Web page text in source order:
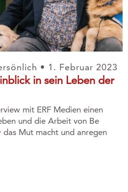
• 1. Februar 2023
in sein Leben der
mit ERF Medien einen
und die Arbeit von Be
Mut macht und anregen